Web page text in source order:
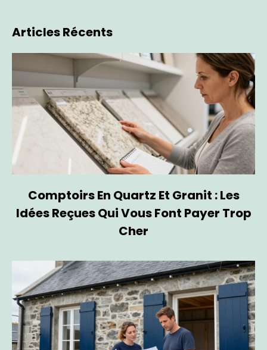
Articles Récents
Comptoirs En Quartz Et Granit : Les
Idées Reçues Qui Vous Font Payer Trop
Cher